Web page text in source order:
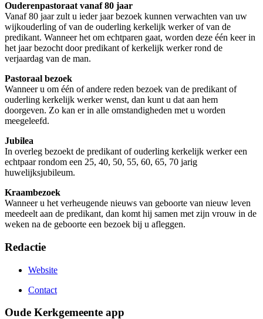
Ouderenpastoraat vanaf 80 jaar
Vanaf 80 jaar zult u ieder jaar bezoek kunnen verwachten van uw
wijkouderling of van de ouderling kerkelijk werker of van de
predikant. Wanneer het om echtparen gaat, worden deze één keer in
het jaar bezocht door predikant of kerkelijk werker rond de
verjaardag van de man.
Pastoraal bezoek
Wanneer u om één of andere reden bezoek van de predikant of
ouderling kerkelijk werker wenst, dan kunt u dat aan hem
doorgeven. Zo kan er in alle omstandigheden met u worden
meegeleefd.
Jubilea
In overleg bezoekt de predikant of ouderling kerkelijk werker een
echtpaar rondom een 25, 40, 50, 55, 60, 65, 70 jarig
huwelijksjubileum.
Kraambezoek
Wanneer u het verheugende nieuws van geboorte van nieuw leven
meedeelt aan de predikant, dan komt hij samen met zijn vrouw in de
weken na de geboorte een bezoek bij u afleggen.
Redactie
Website
Contact
Oude Kerkgemeente app